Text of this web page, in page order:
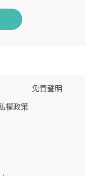
免責聲明
權政策